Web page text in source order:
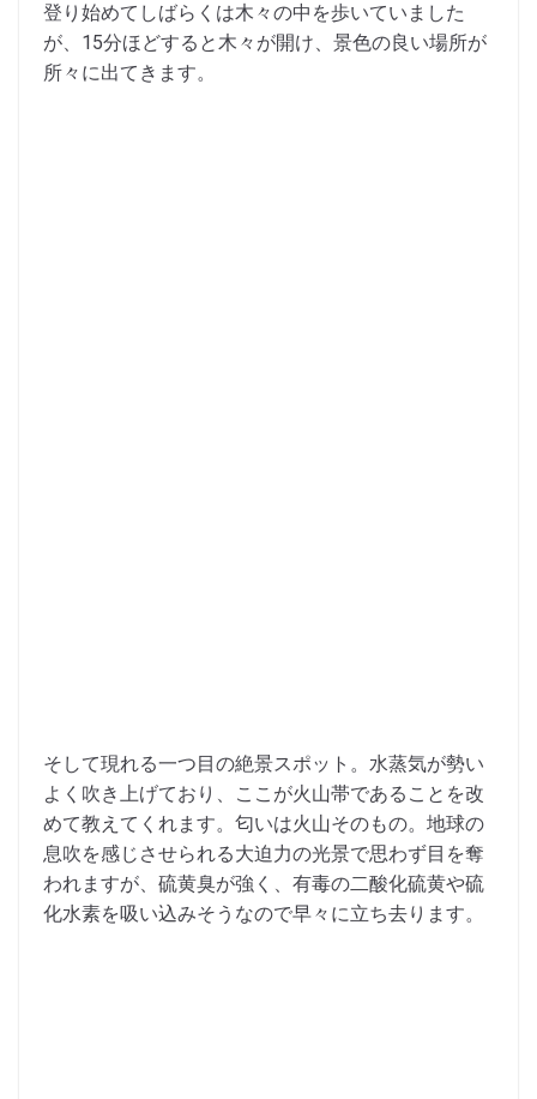
登り始めてしばらくは木々の中を歩いていました
が、15分ほどすると木々が開け、景色の良い場所が
所々に出てきます。
そして現れる一つ目の絶景スポット。水蒸気が勢い
よく吹き上げており、ここが火山帯であることを改
めて教えてくれます。匂いは火山そのもの。地球の
息吹を感じさせられる大迫力の光景で思わず目を奪
われますが、硫黄臭が強く、有毒の二酸化硫黄や硫
化水素を吸い込みそうなので早々に立ち去ります。